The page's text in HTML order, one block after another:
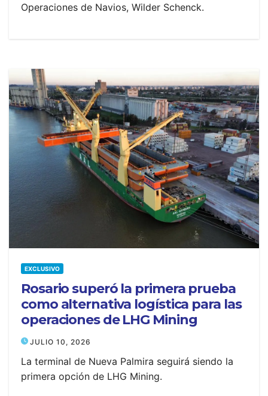
Operaciones de Navios, Wilder Schenck.
EXCLUSIVO
Rosario superó la primera prueba
como alternativa logística para las
operaciones de LHG Mining
JULIO 10, 2026
La terminal de Nueva Palmira seguirá siendo la
primera opción de LHG Mining.